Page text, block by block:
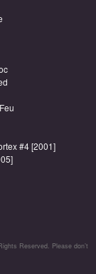
#4 [2001]
Reserved. Please don’t